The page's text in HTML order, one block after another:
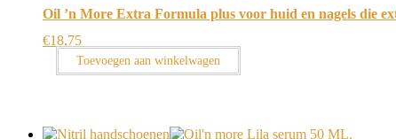
Oil ’n More Extra Formula plus voor huid en nagels die
€18,75
Toevoegen aan winkelwagen